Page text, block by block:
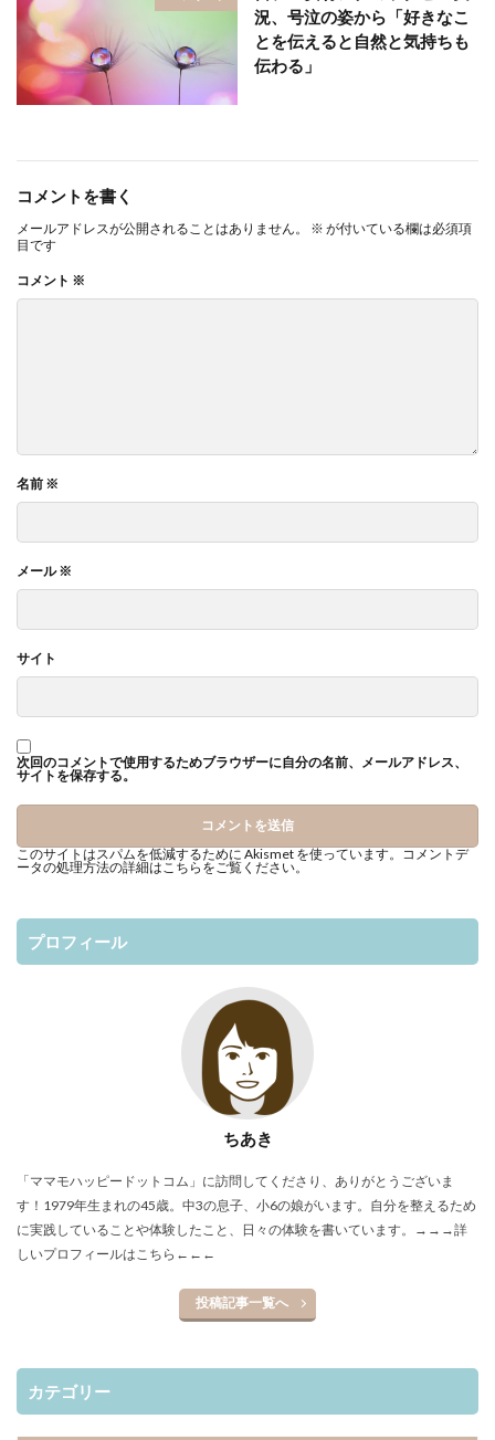
況、号泣の姿から「好きなこ
とを伝えると自然と気持ちも
伝わる」
コメントを書く
メールアドレスが公開されることはありません。 ※ が付いている欄は必須項
目です
コメント ※
名前 ※
メール※
サイト
次回のコメントで使用するためブラウザーに自分の名前、メールアドレス、
サイトを保存する。
このサイトはスパムを低減するために Akismet を使っています。コメントデ
ータの処理方法の詳細はこちらをご覧ください。
プロフィール
ちあき
「ママモハッピードットコム」に訪問してくださり、ありがとうございま
す！1979年生まれの45歳。中3の息子、小6の娘がいます。自分を整えるため
に実践していることや体験したこと、日々の体験を書いています。
→→→詳
しいプロフィールはこちら←←←
投稿記事一覧へ
カテゴリー